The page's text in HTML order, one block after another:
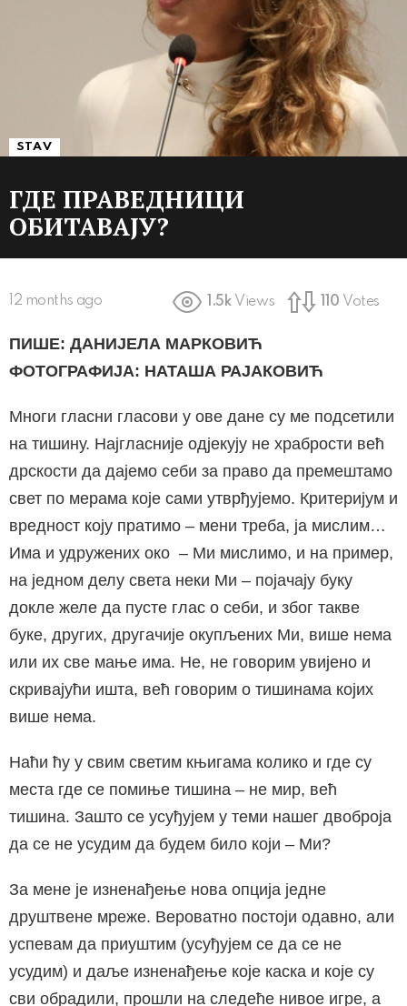
STAV
ГДЕ ПРАВЕДНИЦИ
ОБИТАВАЈУ?
12 months ago 1.5k Views 110 Votes
ПИШЕ: ДАНИЈЕЛА МАРКОВИЋ
ФОТОГРАФИЈА: НАТАША РАЈАКОВИЋ
Многи гласни гласови у ове дане су ме подсетили
на тишину. Најгласније одјекују не храбрости већ
дрскости да дајемо себи за право да премештамо
свет по мерама које сами утврђујемо. Критеријум и
вредност коју пратимо – мени треба, ја мислим…
Има и удружених око – Ми мислимо, и на пример,
на једном делу света неки Ми – појачају буку
докле желе да пусте глас о себи, и због такве
буке, других, другачије окупљених Ми, више нема
или их све мање има. Не, не говорим увијено и
скривајући ишта, већ говорим о тишинама којих
више нема.
Наћи ћу у свим светим књигама колико и где су
места где се помиње тишина – не мир, већ
тишина. Зашто се усуђујем у теми нашег двоброја
да се не усудим да будем било који – Ми?
За мене је изненађење нова опција једне
друштвене мреже. Вероватно постоји одавно, али
успевам да приуштим (усуђујем се да се не
усудим) и даље изненађење које каска и које су
сви обрадили, прошли на следеће нивое игре, а